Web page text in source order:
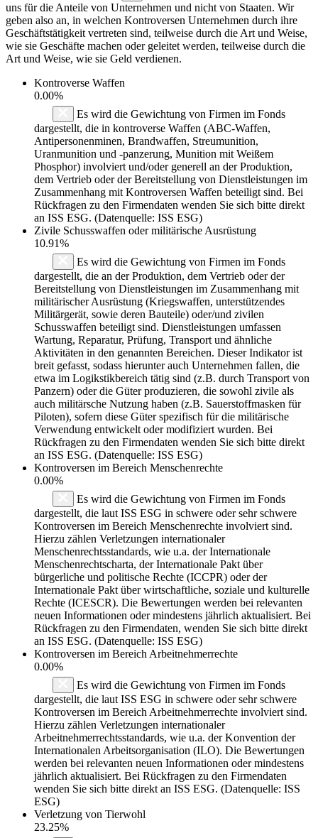
uns für die Anteile von Unternehmen und nicht von Staaten. Wir
geben also an, in welchen Kontroversen Unternehmen durch ihre
Geschäftstätigkeit vertreten sind, teilweise durch die Art und Weise,
wie sie Geschäfte machen oder geleitet werden, teilweise durch die
Art und Weise, wie sie Geld verdienen.
Kontroverse Waffen
0.00%
Es wird die Gewichtung von Firmen im Fonds
dargestellt, die in kontroverse Waffen (ABC-Waffen,
Antipersonenminen, Brandwaffen, Streumunition,
Uranmunition und -panzerung, Munition mit Weißem
Phosphor) involviert und/oder generell an der Produktion,
dem Vertrieb oder der Bereitstellung von Dienstleistungen im
Zusammenhang mit Kontroversen Waffen beteiligt sind. Bei
Rückfragen zu den Firmendaten wenden Sie sich bitte direkt
an ISS ESG. (Datenquelle: ISS ESG)
Zivile Schusswaffen oder militärische Ausrüstung
10.91%
Es wird die Gewichtung von Firmen im Fonds
dargestellt, die an der Produktion, dem Vertrieb oder der
Bereitstellung von Dienstleistungen im Zusammenhang mit
militärischer Ausrüstung (Kriegswaffen, unterstützendes
Militärgerät, sowie deren Bauteile) oder/und zivilen
Schusswaffen beteiligt sind. Dienstleistungen umfassen
Wartung, Reparatur, Prüfung, Transport und ähnliche
Aktivitäten in den genannten Bereichen. Dieser Indikator ist
breit gefasst, sodass hierunter auch Unternehmen fallen, die
etwa im Logikstikbereich tätig sind (z.B. durch Transport von
Panzern) oder die Güter produzieren, die sowohl zivile als
auch militärsche Nutzung haben (z.B. Sauerstoffmasken für
Piloten), sofern diese Güter spezifisch für die militärische
Verwendung entwickelt oder modifiziert wurden. Bei
Rückfragen zu den Firmendaten wenden Sie sich bitte direkt
an ISS ESG. (Datenquelle: ISS ESG)
Kontroversen im Bereich Menschenrechte
0.00%
Es wird die Gewichtung von Firmen im Fonds
dargestellt, die laut ISS ESG in schwere oder sehr schwere
Kontroversen im Bereich Menschenrechte involviert sind.
Hierzu zählen Verletzungen internationaler
Menschenrechtsstandards, wie u.a. der Internationale
Menschenrechtscharta, der Internationale Pakt über
bürgerliche und politische Rechte (ICCPR) oder der
Internationale Pakt über wirtschaftliche, soziale und kulturelle
Rechte (ICESCR). Die Bewertungen werden bei relevanten
neuen Informationen oder mindestens jährlich aktualisiert. Bei
Rückfragen zu den Firmendaten, wenden Sie sich bitte direkt
an ISS ESG. (Datenquelle: ISS ESG)
Kontroversen im Bereich Arbeitnehmerrechte
0.00%
Es wird die Gewichtung von Firmen im Fonds
dargestellt, die laut ISS ESG in schwere oder sehr schwere
Kontroversen im Bereich Arbeitnehmerrechte involviert sind.
Hierzu zählen Verletzungen internationaler
Arbeitnehmerrechtsstandards, wie u.a. der Konvention der
Internationalen Arbeitsorganisation (ILO). Die Bewertungen
werden bei relevanten neuen Informationen oder mindestens
jährlich aktualisiert. Bei Rückfragen zu den Firmendaten
wenden Sie sich bitte direkt an ISS ESG. (Datenquelle: ISS
ESG)
Verletzung von Tierwohl
23.25%